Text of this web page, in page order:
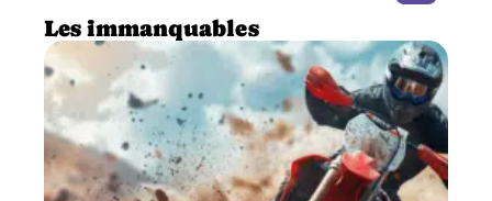
Les immanquables